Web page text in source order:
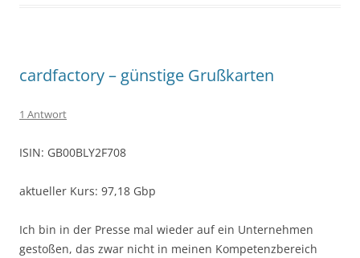
cardfactory – günstige Grußkarten
1 Antwort
ISIN: GB00BLY2F708
aktueller Kurs: 97,18 Gbp
Ich bin in der Presse mal wieder auf ein Unternehmen
gestoßen, das zwar nicht in meinen Kompetenzbereich